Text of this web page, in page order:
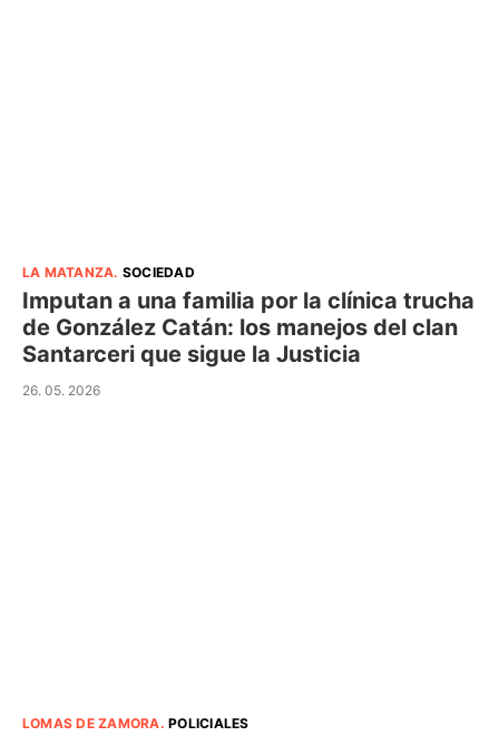
LA MATANZA. SOCIEDAD
Imputan a una familia por la clínica trucha
de González Catán: los manejos del clan
Santarceri que sigue la Justicia
26. 05. 2026
LOMAS DE ZAMORA.POLICIALES